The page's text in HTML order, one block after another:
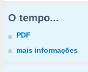
O tempo...
PDF
mais informações